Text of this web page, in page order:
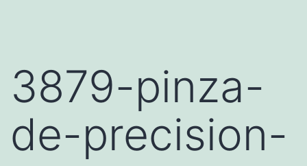
3879-pinza-
de-precision-